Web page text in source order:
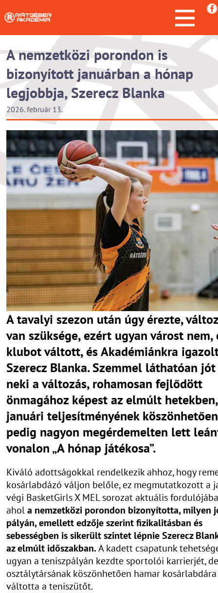
A nemzetközi porondon is
bizonyított januárban a hónap
legjobbja, Szerecz Blanka
2026. február 13.
A tavalyi szezon után úgy érezte,
van szüksége, ezért ugyan várost nem,
klubot váltott, és Akadémiánkra
Szerecz Blanka. Szemmel láthatóan
neki a változás, rohamosan fejlődött
önmagához képest az elmúlt hetekben,
januári teljesítményének köszönhetően
pedig nagyon megérdemelten lett
vonalon „A hónap játékosa”.
Kiváló adottságokkal rendelkezik ahhoz, hogy
kosárlabdázó váljon belőle, ez megmutatkozott a
végi BasketGirls X MEL sorozat aktuális
ahola nemzetközi porondon bizonyította, milyen
pályán, emellett edzője szerint fizikalitásban és
sebességben is sikerült szintet lépnie Szerecz
az elmúlt időszakban.A kadett csapatunk
ugyan a teniszpályán kezdte sportolói karrierjét, de
osztálytársának köszönhetően hamar kosárlabdára
váltotta a teniszütőt.